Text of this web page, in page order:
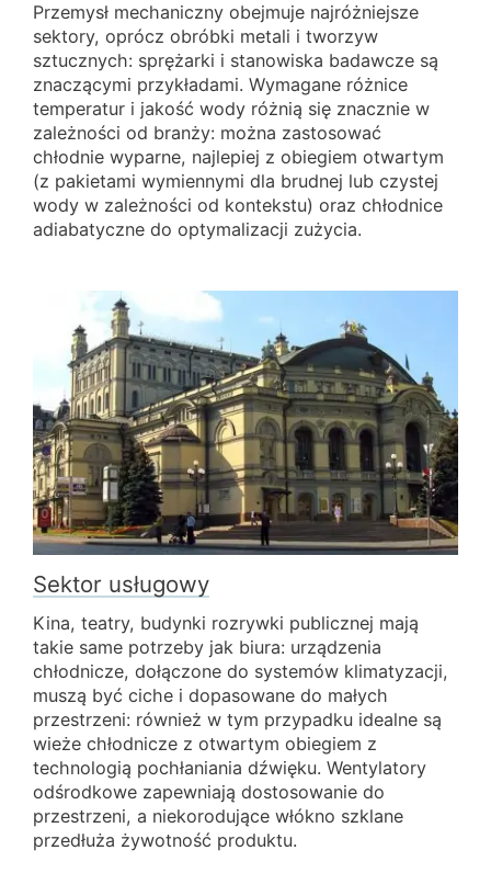
Przemysł mechaniczny obejmuje najróżniejsze
sektory, oprócz obróbki metali i tworzyw
sztucznych: sprężarki i stanowiska badawcze są
znaczącymi przykładami. Wymagane różnice
temperatur i jakość wody różnią się znacznie w
zależności od branży: można zastosować
chłodnie wyparne, najlepiej z obiegiem otwartym
(z pakietami wymiennymi dla brudnej lub czystej
wody w zależności od kontekstu) oraz chłodnice
adiabatyczne do optymalizacji zużycia.
Sektor usługowy
Kina, teatry, budynki rozrywki publicznej mają
takie same potrzeby jak biura: urządzenia
chłodnicze, dołączone do systemów klimatyzacji,
muszą być ciche i dopasowane do małych
przestrzeni: również w tym przypadku idealne są
wieże chłodnicze z otwartym obiegiem z
technologią pochłaniania dźwięku. Wentylatory
odśrodkowe zapewniają dostosowanie do
przestrzeni, a niekorodujące włókno szklane
przedłuża żywotność produktu.